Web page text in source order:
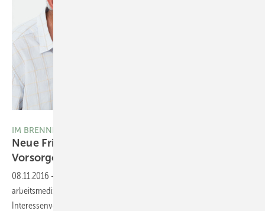
IM BRENNPUNKT
Neue Fristen für arbeitsmedizinische
Vorsorgeuntersuchungen
08.11.2016 -
arbeitsmedizinische Vorsorgeuntersuchungen. Darauf weist der
Interessenverband Deutscher Zeitarbeitsunternehmen (iGZ) mit